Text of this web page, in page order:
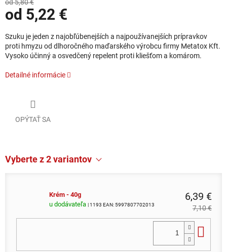
od 5,80 €
od 5,22 €
Jednotková cena:
Szuku je jeden z najobľúbenejších a najpoužívanejších prípravkov
proti hmyzu od dlhoročného maďarského výrobcu firmy Metatox Kft.
Vysoko účinný a osvedčený repelent proti kliešťom a komárom.
Detailné informácie
OPÝTAŤ SA
Vyberte z 2 variantov
Krém - 40g
u dodávateľa
| 1193 EAN:5997807702013
6,39 €
7,10 €